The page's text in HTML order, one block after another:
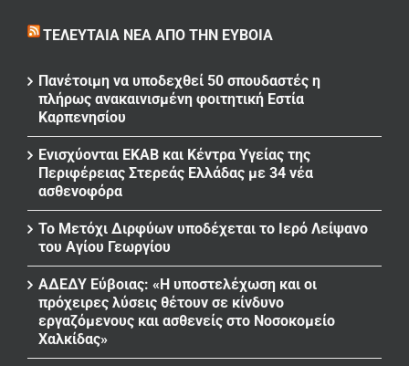
ΤΕΛΕΥΤΑΊΑ ΝΈΑ ΑΠΌ ΤΗΝ ΕΎΒΟΙΑ
Πανέτοιμη να υποδεχθεί 50 σπουδαστές η
πλήρως ανακαινισμένη φοιτητική Εστία
Καρπενησίου
Ενισχύονται ΕΚΑΒ και Κέντρα Υγείας της
Περιφέρειας Στερεάς Ελλάδας με 34 νέα
ασθενοφόρα
Το Μετόχι Διρφύων υποδέχεται το Ιερό Λείψανο
του Αγίου Γεωργίου
ΑΔΕΔΥ Εύβοιας: «Η υποστελέχωση και οι
πρόχειρες λύσεις θέτουν σε κίνδυνο
εργαζόμενους και ασθενείς στο Νοσοκομείο
Χαλκίδας»